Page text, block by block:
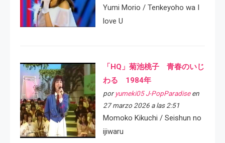
Yumi Morio / Tenkeyoho wa I
love U
「HQ」菊池桃子 青春のいじ
わる 1984年
por yumeki05 J-PopParadiseen
27 marzo 2026 a las 2:51
Momoko Kikuchi / Seishun no
ijiwaru